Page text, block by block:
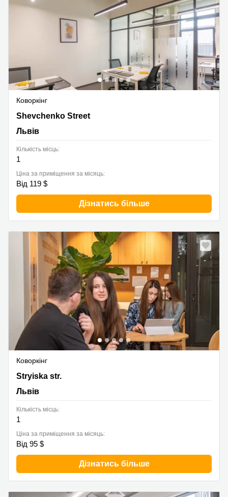
Коворкінг
120 Shevchenko Street, Львів
Shevchenko Street
Львів
Кількість місць:
1
Ціна за приміщення за місяць:
Від 119 $
Дізнатись більше
Коворкінг
48g Stryiska str., Львів
Stryiska str.
Львів
Кількість місць:
1
Ціна за приміщення за місяць:
Від 95 $
Дізнатись більше